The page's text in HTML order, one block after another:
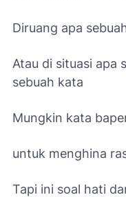
Diruang apa
Atau di situasi apa
sebuah kata
Mungkin kata
untuk menghina
Tapi ini soal hati